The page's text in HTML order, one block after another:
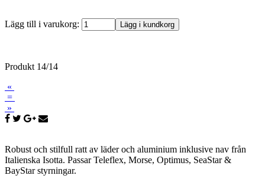
Lägg till i varukorg:
Produkt 14/14
«
=
»
Robust och stilfull ratt av läder och aluminium inklusive nav från
Italienska Isotta. Passar Teleflex, Morse, Optimus, SeaStar &
BayStar styrningar.